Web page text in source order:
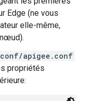
Edge (ne vous
elle-même,
apigee.conf
propriétés